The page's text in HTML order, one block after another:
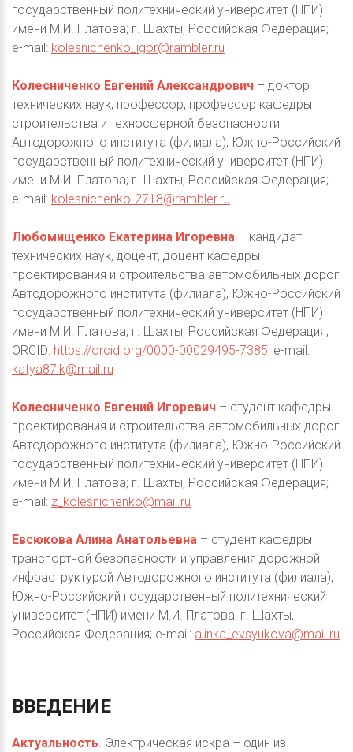
государственный политехнический университет (НПИ)
имени М.И. Платова; г. Шахты, Российская Федерация;
e-mail: kolesnichenko_igor@rambler.ru
Колесниченко Евгений Александрович – доктор
технических наук, профессор, профессор кафедры
строительства и техносферной безопасности
Автодорожного института (филиала), Южно-Российский
государственный политехнический университет (НПИ)
имени М.И. Платова; г. Шахты, Российская Федерация;
e-mail: kolesnichenko-2718@rambler.ru
Любомищенко Екатерина Игоревна – кандидат
технических наук, доцент, доцент кафедры
проектирования и строительства автомобильных дорог
Автодорожного института (филиала), Южно-Российский
государственный политехнический университет (НПИ)
имени М.И. Платова; г. Шахты, Российская Федерация;
ORCID: https://orcid.org/0000-00029495-7385; e-mail:
katya87lk@mail.ru
Колесниченко Евгений Игоревич – студент кафедры
проектирования и строительства автомобильных дорог
Автодорожного института (филиала), Южно-Российский
государственный политехнический университет (НПИ)
имени М.И. Платова; г. Шахты, Российская Федерация;
e-mail: z_kolesnichenko@mail.ru
Евсюкова Алина Анатольевна – студент кафедры
транспортной безопасности и управления дорожной
инфраструктурой Автодорожного института (филиала),
Южно-Российский государственный политехнический
университет (НПИ) имени М.И. Платова; г. Шахты,
Российская Федерация; e-mail: alinka_evsyukova@mail.ru
ВВЕДЕНИЕ
Актуальность. Электрическая искра – один из